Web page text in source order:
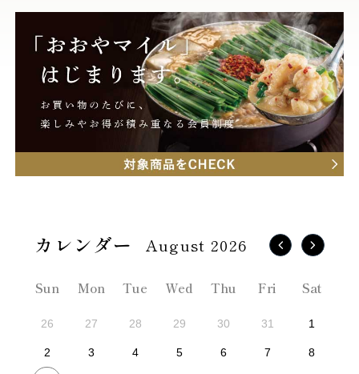
August 2026
Sun Mon Tue Wed Thu Fri Sat
26 27 28 29 30 31 1
2 3 4 5 6 7 8